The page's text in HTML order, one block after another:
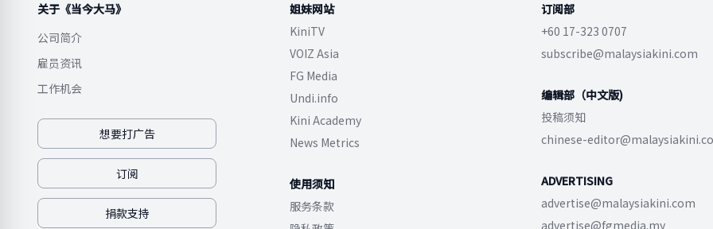
关于《当今大马》
公司简介
雇员资讯
工作机会
想要打广告
订阅
捐款支持
姐妹网站
KiniTV
VOIZ Asia
FG Media
Undi.info
Kini Academy
News Metrics
使用须知
服务条款
订阅部
+60 17-323 0707
subscribe@malaysiakini.com
编辑部（中文版)
投稿须知
chinese-
ADVERTISING
advertise@malaysiakini.com
advertise@fgmedia.my